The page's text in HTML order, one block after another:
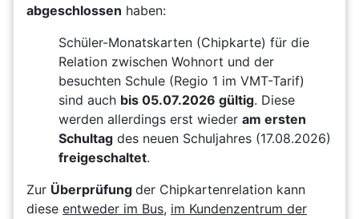
abgeschlossen haben:
Schüler-Monatskarten (Chipkarte) für die
Relation zwischen Wohnort und der
besuchten Schule (Regio 1 im VMT-Tarif)
sind auch bis 05.07.2026 gültig. Diese
werden allerdings erst wieder am ersten
Schultag des neuen Schuljahres (17.08.2026)
freigeschaltet.
Zur Überprüfung der Chipkartenrelation kann
diese entweder im Bus, im Kundenzentrum der